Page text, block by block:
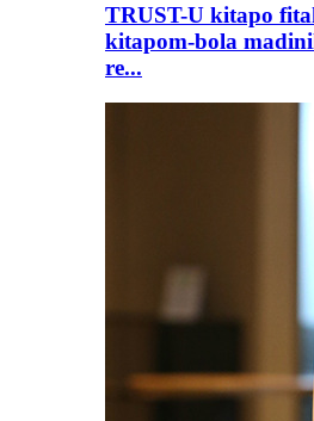
TRUST-U kitapo
kitapom-bola
re...